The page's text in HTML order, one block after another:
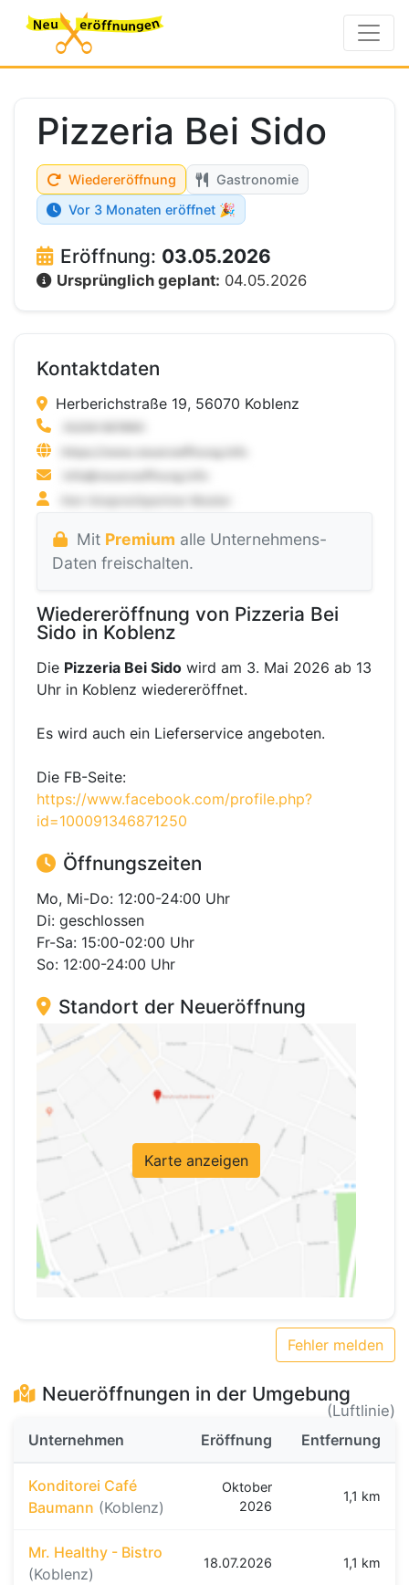
Pizzeria Bei Sido
Wiedereröffnung
Gastronomie
Vor 3 Monaten eröffnet 🎉
Eröffnung: 03.05.2026
Ursprünglich geplant: 04.05.2026
Kontaktdaten
Herberichstraße 19, 56070 Koblenz
Mit Premium alle Unternehmens-
Daten freischalten.
Wiedereröffnung von Pizzeria Bei
Sido in Koblenz
Die Pizzeria Bei Sido wird am 3. Mai 2026 ab 13
Uhr in Koblenz wiedereröffnet.
Es wird auch ein Lieferservice angeboten.
Die FB-Seite:
https://www.facebook.com/profile.php?
id=100091346871250
Öffnungszeiten
Mo, Mi-Do: 12:00-24:00 Uhr
Di: geschlossen
Fr-Sa: 15:00-02:00 Uhr
So: 12:00-24:00 Uhr
Standort der Neueröffnung
Karte anzeigen
Fehler melden
Neueröffnungen in der Umgebung
(Luftlinie)
Unternehmen
Eröffnung Entfernung
Konditorei Café
Baumann (Koblenz)
Oktober
2026
1,1 km
Mr. Healthy - Bistro
(Koblenz)
18.07.2026 1,1 km